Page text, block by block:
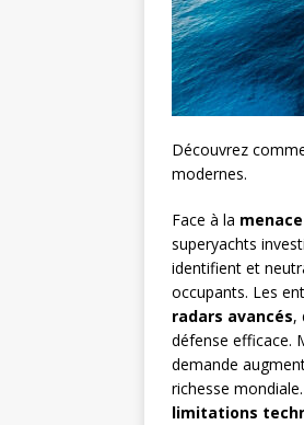
Découvrez
modernes.
Face à la
superyachts
identifient et
occupants. Les
radars avancés,
défense efficace.
demande
richesse
limitations